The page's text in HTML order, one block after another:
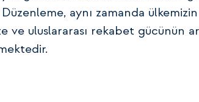
Düzenleme, aynı zamanda
ve uluslararası rekabet gücünün